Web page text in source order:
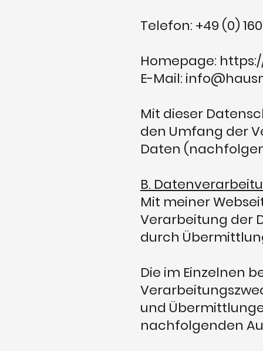
Telefon: +49 (0)
Homepage:
E-Mail:
Mit dieser
den Umfang der
Daten
B.
Mit meiner
Verarbeitung der
durch
Die im Einzelnen
und
nachfolgenden